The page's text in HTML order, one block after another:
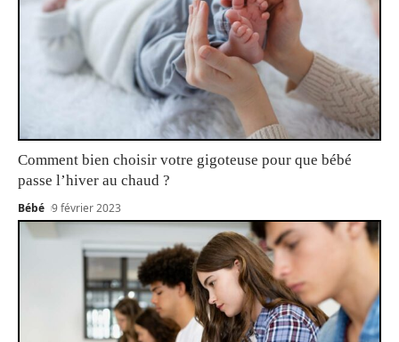
Comment bien choisir votre gigoteuse pour que bébé
passe l’hiver au chaud ?
Bébé 9 février 2023